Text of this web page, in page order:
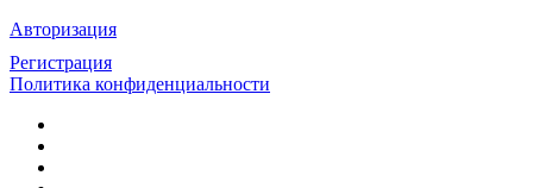
Авторизация
Регистрация
Политика конфиденциальности